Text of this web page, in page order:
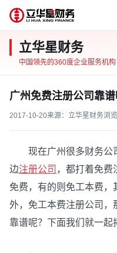
立华星财务
中国领先的360度企业服务机构
广州免费注册公司靠谱
2017-10-20来源：立华星财务浏览
现在广州很多财务公
边注册公司 ，都打着免费
免费，有的则免工本费，
外，免工本费注册公司，
靠谱呢？下面我们就一起